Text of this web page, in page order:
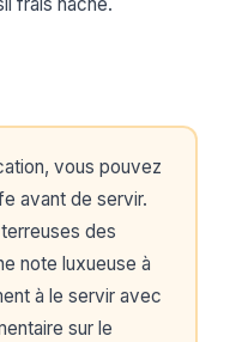
vous pouvez
avant de servir.
des
note luxueuse à
à le servir avec
sur le